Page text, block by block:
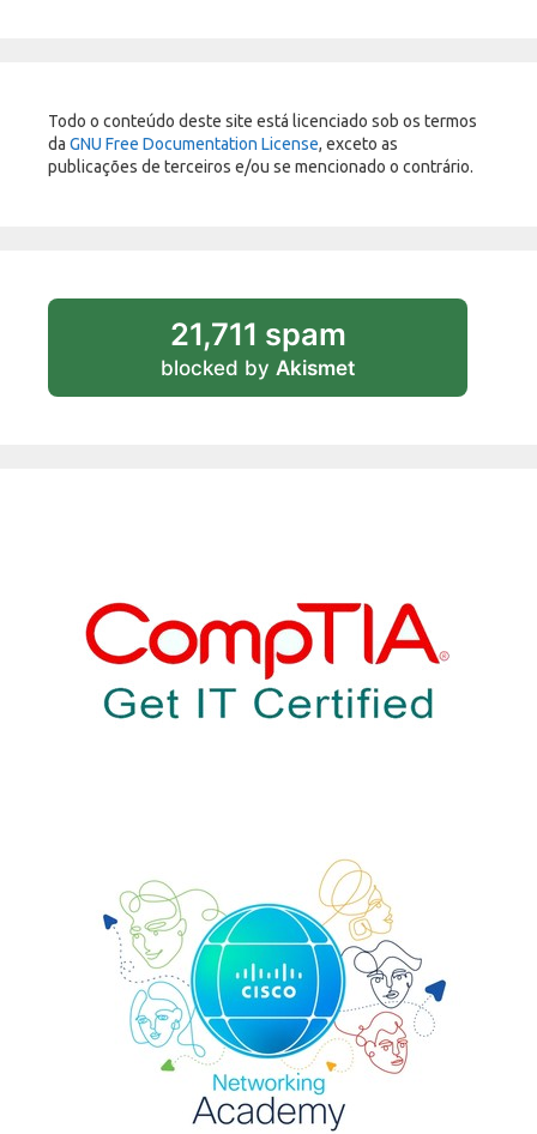
Todo o conteúdo deste site está licenciado sob os termos
da GNU Free Documentation License, exceto as
publicações de terceiros e/ou se mencionado o contrário.
21,711 spam
blocked by Akismet